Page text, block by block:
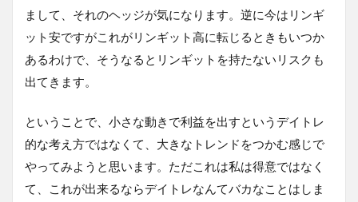
まして、それのヘッジが気になります。逆に今はリンギ
ット安ですがこれがリンギット高に転じるときもいつか
あるわけで、そうなるとリンギットを持たないリスクも
出てきます。
ということで、小さな動きで利益を出すというデイトレ
的な考え方ではなくて、大きなトレンドをつかむ感じで
やってみようと思います。ただこれは私は得意ではなく
て、これが出来るならデイトレなんてバカなことはしま